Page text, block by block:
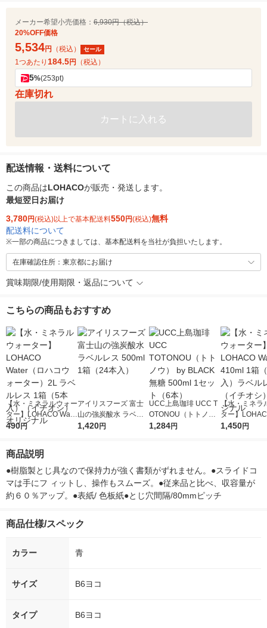
メーカー希望小売価格： 6,930円（税込）
20%OFF価格
5,534円 （税込） セール
1つあたり 184.5円 （税込）
5%(253pt)
在庫切れ
カートに入れる
配送情報・送料について
この商品はLOHACOが販売・発送します。
最短翌日お届け
3,780円(税込)以上で基本配送料550円(税込)無料
配送料について
※一部の商品につきましては、基本配送料を当社が負担いたします。
在庫確認住所：東京都にお届け
賞味期限/使用期限・返品について
こちらの商品もおすすめ
【水・ミネラルウォー
ター】LOHACO Wate
r（ロハコウォータ
シ） オリジナル
490円
アイリスフーズ 富士
山の強炭酸水 ラベル
レス 500ml 1箱（24
1,420円
UCC上島珈琲 UCC T
OTONOU（トトノ
ウ） by BLACK無糖 5
1,284円
【水・ミネラ
ター】
r 410ml 1箱（
1,450円
商品説明
●樹脂製とじ具なので保持力が強く書類がずれません。●スライドコ
マは手にフ ィットし、操作もスムーズ。●従来品と比べ、収容量が
約６０％アップ。●表紙/ 色板紙●とじ穴間隔/80mmピッチ
商品仕様/スペック
カラー 青
サイズ B6ヨコ
タイプ B6ヨコ